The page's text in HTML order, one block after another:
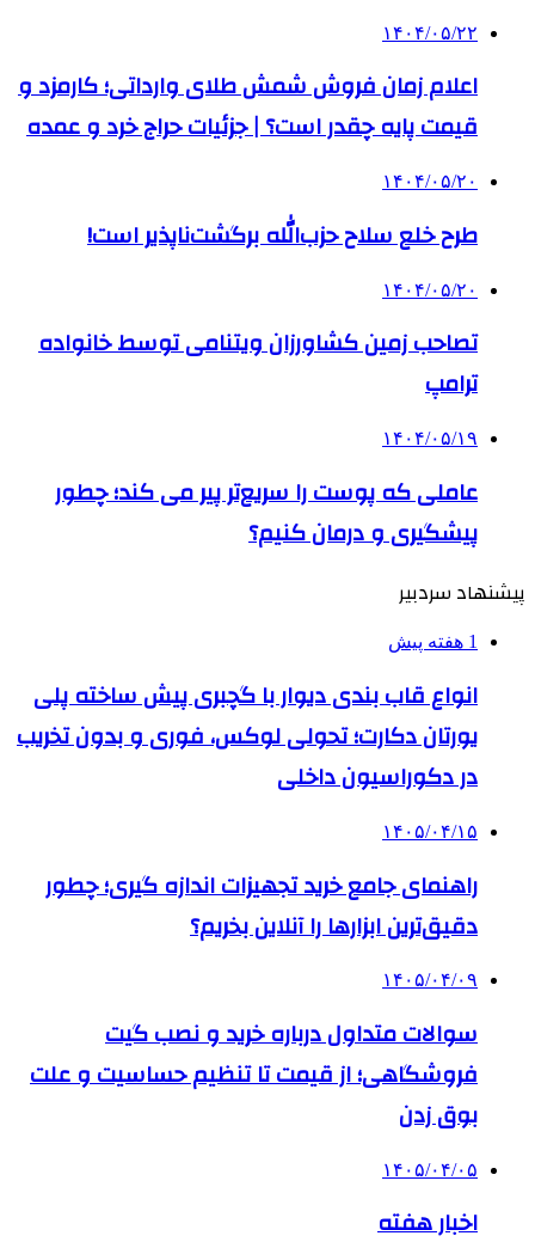
۱۴۰۴/۰۵/۲۲
اعلام زمان فروش شمش طلای وارداتی؛ کارمزد و
قیمت پایه چقدر است؟ | جزئیات حراج خرد و عمده
۱۴۰۴/۰۵/۲۰
طرح خلع سلاح حزب‌الله برگشت‌ناپذیر است!
۱۴۰۴/۰۵/۲۰
تصاحب زمین کشاورزان ویتنامی توسط خانواده
ترامپ
۱۴۰۴/۰۵/۱۹
عاملی که پوست را سریع‌تر پیر می کند؛ چطور
پیشگیری و درمان کنیم؟
پیشنهاد سردبیر
1 هفته پیش
انواع قاب بندی دیوار با گچبری پیش ساخته پلی
یورتان دکارت؛ تحولی لوکس، فوری و بدون تخریب
در دکوراسیون داخلی
۱۴۰۵/۰۴/۱۵
راهنمای جامع خرید تجهیزات اندازه گیری؛ چطور
دقیق‌ترین ابزارها را آنلاین بخریم؟
۱۴۰۵/۰۴/۰۹
سوالات متداول درباره خرید و نصب گیت
فروشگاهی؛ از قیمت تا تنظیم حساسیت و علت
بوق زدن
۱۴۰۵/۰۴/۰۵
اخبار هفته